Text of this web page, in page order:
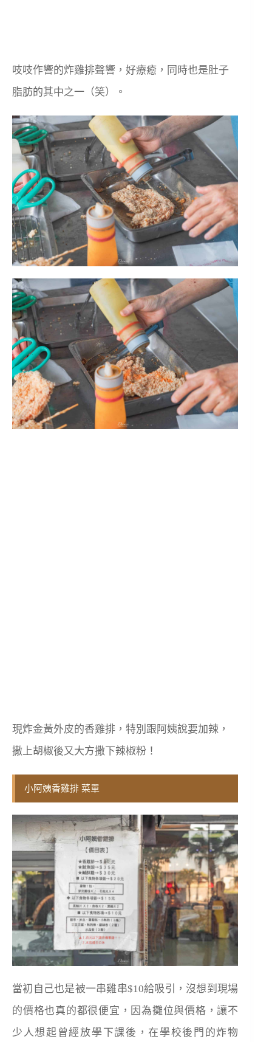
吱吱作響的炸雞排聲響，好療癒，同時也是肚子
脂肪的其中之一（笑）。
現炸金黃外皮的香雞排，特別跟阿姨說要加辣，
撒上胡椒後又大方撒下辣椒粉！
小阿姨香雞排 菜單
當初自己也是被一串雞串$10給吸引，沒想到現場
的價格也真的都很便宜，因為攤位與價格，讓不
少人想起曾經放學下課後，在學校後門的炸物